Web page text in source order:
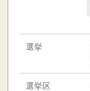
選挙
選挙区